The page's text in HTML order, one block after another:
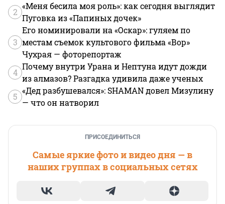
2
«Меня бесила моя роль»: как сегодня выглядит
Пуговка из «Папиных дочек»
3
Его номинировали на «Оскар»: гуляем по
местам съемок культового фильма «Вор»
Чухрая — фоторепортаж
4
Почему внутри Урана и Нептуна идут дожди
из алмазов? Разгадка удивила даже ученых
5
«Дед разбушевался»: SHAMAN довел Мизулину
— что он натворил
ПРИСОЕДИНИТЬСЯ
Самые яркие фото и видео дня — в
наших группах в социальных сетях